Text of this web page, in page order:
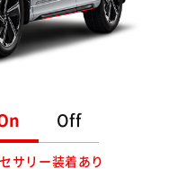
Off
サリー装着あり